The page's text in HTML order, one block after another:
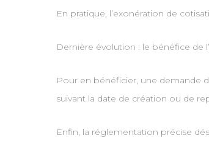
En pratique, l’exonération de
Dernière évolution : le bénéfice de
Pour en bénéficier, une demande
suivant la date de création ou de
Enfin, la réglementation précise